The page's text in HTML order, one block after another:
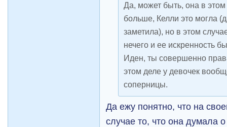
Да, может быть, она в
больше, Келли это могла
заметила), но в этом
нечего и ее искренность
Иден, ты совершенно
этом деле у девочек
соперницы.
Да ежу понятно, что на
случае то, что она думала